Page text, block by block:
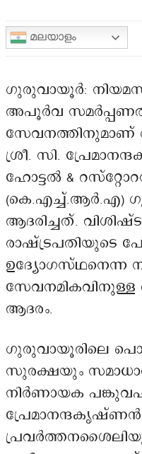
മലയാളം
ഗുരുവായൂർ:
അപൂർവ
സേവനത്തിനുമാണ്
ശ്രീ. സി.
ഹോട്ടൽ &
(കെ.എച്ച്.ആർ.എ)
ആദരിച്ചത്.
രാഷ്ട്രപതിയുടെ
ഉദ്യോഗസ്ഥനെന്ന
ആദരം.
ഗുരുവായൂരിലെ
സുരക്ഷയും
നിർണായക